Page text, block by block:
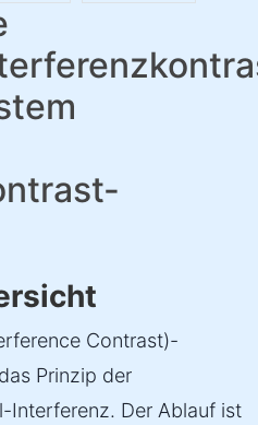
Contrast)-
Prinzip der
Interferenz. Der Ablauf ist